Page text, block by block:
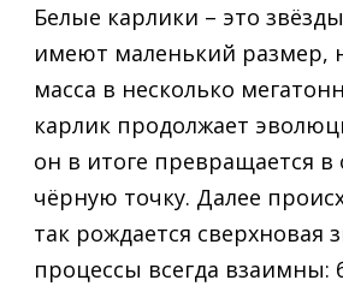
Белые карлики – это
имеют маленький размер,
масса в несколько
карлик продолжает
он в итоге превращается в
чёрную точку. Далее
так рождается сверхновая
процессы всегда взаимны: